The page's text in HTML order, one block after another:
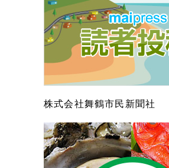
株式会社舞鶴市民新聞社